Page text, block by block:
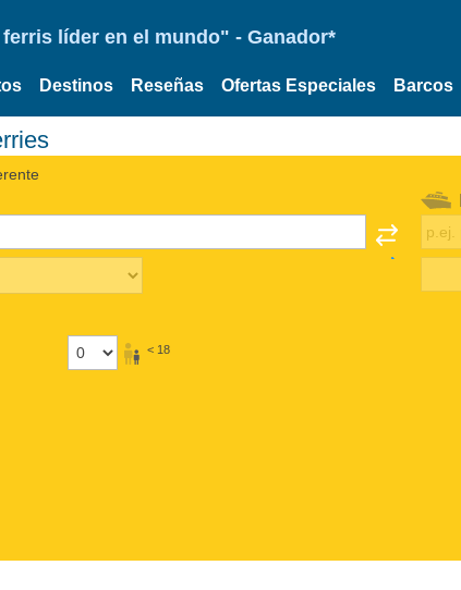
líder en el mundo" - Ganador*
Destinos Reseñas Ofertas Especiales Barcos
< 18